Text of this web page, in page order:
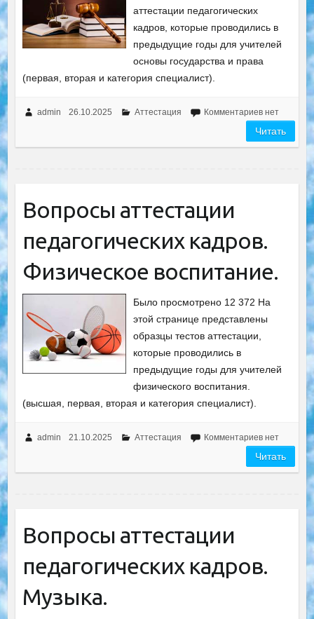
аттестации педагогических
кадров, которые проводились в
предыдущие годы для учителей
основы государства и права
(первая, вторая и категория специалист).
admin 26.10.2025 Аттестация Комментариев нет
Читать
Вопросы аттестации
педагогических кадров.
Физическое воспитание.
Было просмотрено 12 372 На
этой странице представлены
образцы тестов аттестации,
которые проводились в
предыдущие годы для учителей
физического воспитания.
(высшая, первая, вторая и категория специалист).
admin 21.10.2025 Аттестация Комментариев нет
Читать
Вопросы аттестации
педагогических кадров.
Музыка.